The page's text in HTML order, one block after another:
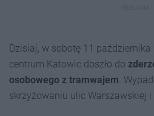
Dzisiaj, w sobotę 11 października
centrum Katowic doszło do
osobowego z tramwajem.
skrzyżowaniu ulic Warszawskiej i